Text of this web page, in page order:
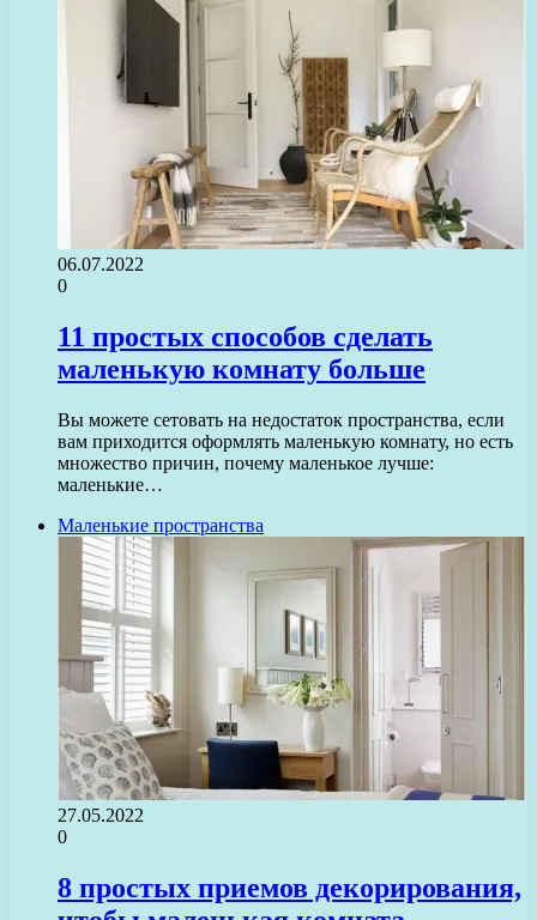
06.07.2022
0
11 простых способов сделать
маленькую комнату больше
Вы можете сетовать на недостаток пространства, если
вам приходится оформлять маленькую комнату, но есть
множество причин, почему маленькое лучше:
маленькие…
Маленькие пространства
27.05.2022
0
8 простых приемов декорирования,